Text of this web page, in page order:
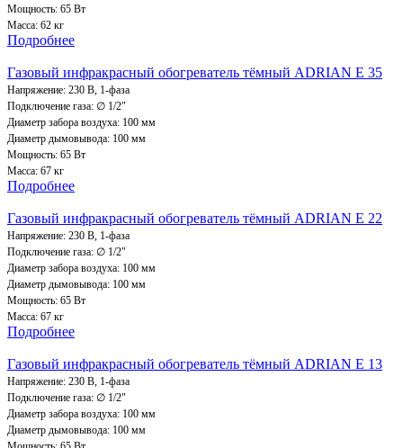
Мощность: 65 Вт
Масса: 62 кг
Подробнее
Газовый инфракрасный обогреватель тёмный ADRIAN E 35
Напряжение: 230 В, 1-фаза
Подключение газа: ∅ 1/2"
Диаметр забора воздуха: 100 мм
Диаметр дымовывода: 100 мм
Мощность: 65 Вт
Масса: 67 кг
Подробнее
Газовый инфракрасный обогреватель тёмный ADRIAN Е 22
Напряжение: 230 В, 1-фаза
Подключение газа: ∅ 1/2"
Диаметр забора воздуха: 100 мм
Диаметр дымовывода: 100 мм
Мощность: 65 Вт
Масса: 67 кг
Подробнее
Газовый инфракрасный обогреватель тёмный ADRIAN E 13
Напряжение: 230 В, 1-фаза
Подключение газа: ∅ 1/2"
Диаметр забора воздуха: 100 мм
Диаметр дымовывода: 100 мм